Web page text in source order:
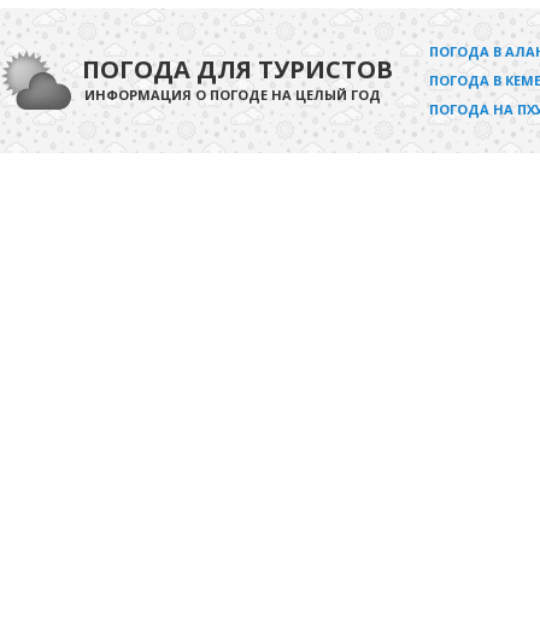
ПОГОДА ДЛЯ ТУРИСТОВ
ИНФОРМАЦИЯ О ПОГОДЕ НА ЦЕЛЫЙ ГОД
ПОГОДА В
ПОГОДА В
ПОГОДА НА